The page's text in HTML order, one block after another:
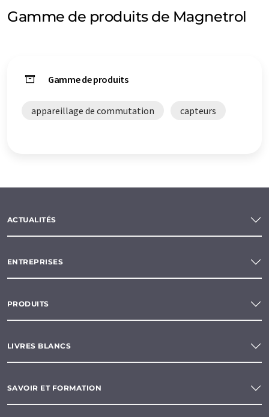
Gamme de produits de Magnetrol
Gamme de produits
appareillage de commutation capteurs
ACTUALITÉS
ENTREPRISES
PRODUITS
LIVRES BLANCS
SAVOIR ET FORMATION